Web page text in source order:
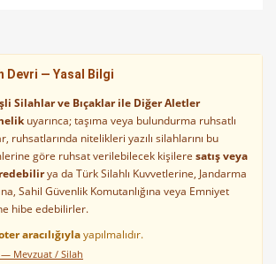
Devri — Yasal Bilgi
Silahlar ve Bıçaklar ile Diğer Aletler
uyarınca; taşıma veya bulundurma ruhsatlı
ruhsatlarında nitelikleri yazılı silahlarını bu
göre ruhsat verilebilecek kişilere satış veya
ya da Türk Silahlı Kuvvetlerine, Jandarma
Sahil Güvenlik Komutanlığına veya Emniyet
hibe edebilirler.
aracılığıylayapılmalıdır.
Mevzuat / Silah